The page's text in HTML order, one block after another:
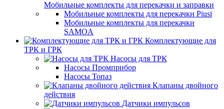
Мобильные комплекты для перекачки и заправки
Мобильные комплекты для перекачки Piusi
Мобильные комплекты для перекачки
SAMOA
Комплектующие для
ТРК и ГРК
Насосы для ТРК
Насосы Промприбор
Насосы Топаз
Клапаны двойного
действия
Датчики импульсов